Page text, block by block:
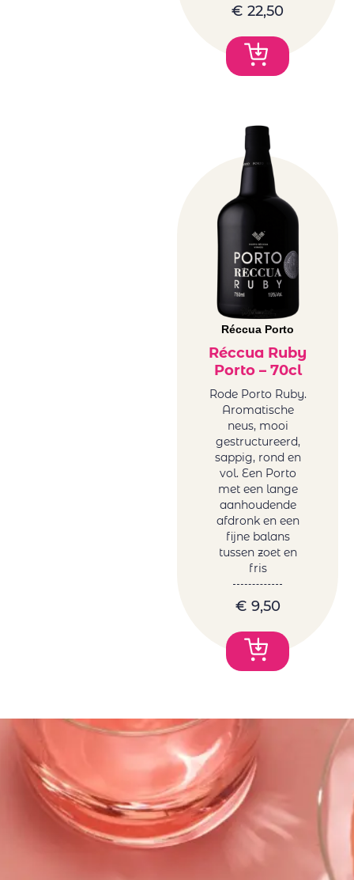
€ 22,50
Réccua Porto
Réccua Ruby
Porto – 70cl
Rode Porto Ruby.
Aromatische
neus, mooi
gestructureerd,
sappig, rond en
vol. Een Porto
met een lange
aanhoudende
afdronk en een
fijne balans
tussen zoet en
fris
€ 9,50